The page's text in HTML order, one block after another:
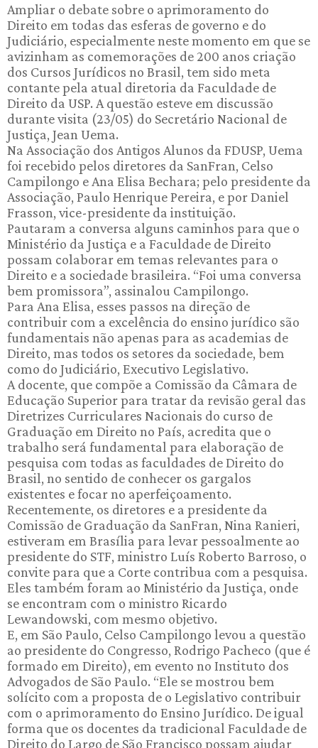
Ampliar o debate sobre o aprimoramento do
Direito em todas das esferas de governo e do
Judiciário, especialmente neste momento em que se
avizinham as comemorações de 200 anos criação
dos Cursos Jurídicos no Brasil, tem sido meta
contante pela atual diretoria da Faculdade de
Direito da USP. A questão esteve em discussão
durante visita (23/05) do Secretário Nacional de
Justiça, Jean Uema.
Na Associação dos Antigos Alunos da FDUSP, Uema
foi recebido pelos diretores da SanFran, Celso
Campilongo e Ana Elisa Bechara; pelo presidente da
Associação, Paulo Henrique Pereira, e por Daniel
Frasson, vice-presidente da instituição.
Pautaram a conversa alguns caminhos para que o
Ministério da Justiça e a Faculdade de Direito
possam colaborar em temas relevantes para o
Direito e a sociedade brasileira. “Foi uma conversa
bem promissora”, assinalou Campilongo.
Para Ana Elisa, esses passos na direção de
contribuir com a excelência do ensino jurídico são
fundamentais não apenas para as academias de
Direito, mas todos os setores da sociedade, bem
como do Judiciário, Executivo Legislativo.
A docente, que compõe a Comissão da Câmara de
Educação Superior para tratar da revisão geral das
Diretrizes Curriculares Nacionais do curso de
Graduação em Direito no País, acredita que o
trabalho será fundamental para elaboração de
pesquisa com todas as faculdades de Direito do
Brasil, no sentido de conhecer os gargalos
existentes e focar no aperfeiçoamento.
Recentemente, os diretores e a presidente da
Comissão de Graduação da SanFran, Nina Ranieri,
estiveram em Brasília para levar pessoalmente ao
presidente do STF, ministro Luís Roberto Barroso, o
convite para que a Corte contribua com a pesquisa.
Eles também foram ao Ministério da Justiça, onde
se encontram com o ministro Ricardo
Lewandowski, com mesmo objetivo.
E, em São Paulo, Celso Campilongo levou a questão
ao presidente do Congresso, Rodrigo Pacheco (que é
formado em Direito), em evento no Instituto dos
Advogados de São Paulo. “Ele se mostrou bem
solícito com a proposta de o Legislativo contribuir
com o aprimoramento do Ensino Jurídico. De igual
forma que os docentes da tradicional Faculdade de
Direito do Largo de São Francisco possam ajudar